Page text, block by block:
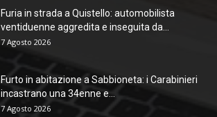
Furia in strada a Quistello: automobilista
ventiduenne aggredita e inseguita da...
7 Agosto 2026
Furto in abitazione a Sabbioneta: i Carabinieri
incastrano una 34enne e...
7 Agosto 2026